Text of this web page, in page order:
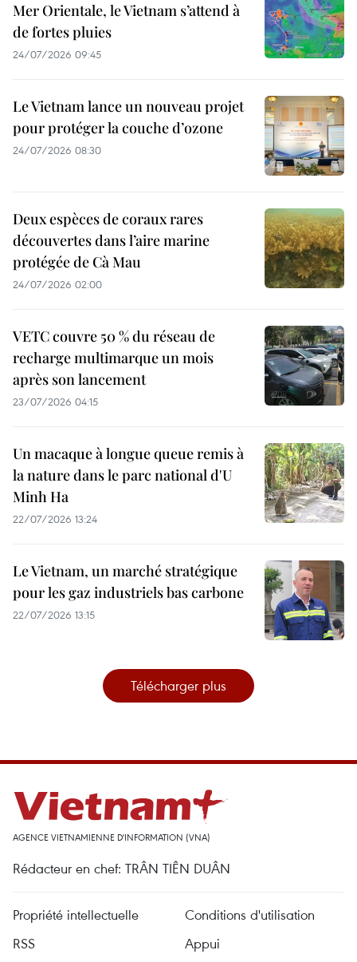
Mer Orientale, le Vietnam s’attend à
de fortes pluies
24/07/2026 09:45
Le Vietnam lance un nouveau projet
pour protéger la couche d’ozone
24/07/2026 08:30
Deux espèces de coraux rares
découvertes dans l’aire marine
protégée de Cà Mau
24/07/2026 02:00
VETC couvre 50 % du réseau de
recharge multimarque un mois
après son lancement
23/07/2026 04:15
Un macaque à longue queue remis à
la nature dans le parc national d'U
Minh Ha
22/07/2026 13:24
Le Vietnam, un marché stratégique
pour les gaz industriels bas carbone
22/07/2026 13:15
Télécharger plus
AGENCE VIETNAMIENNE D'INFORMATION (VNA)
Rédacteur en chef: TRÂN TIÊN DUÂN
Propriété intellectuelle
Conditions d'utilisation
RSS
Appui